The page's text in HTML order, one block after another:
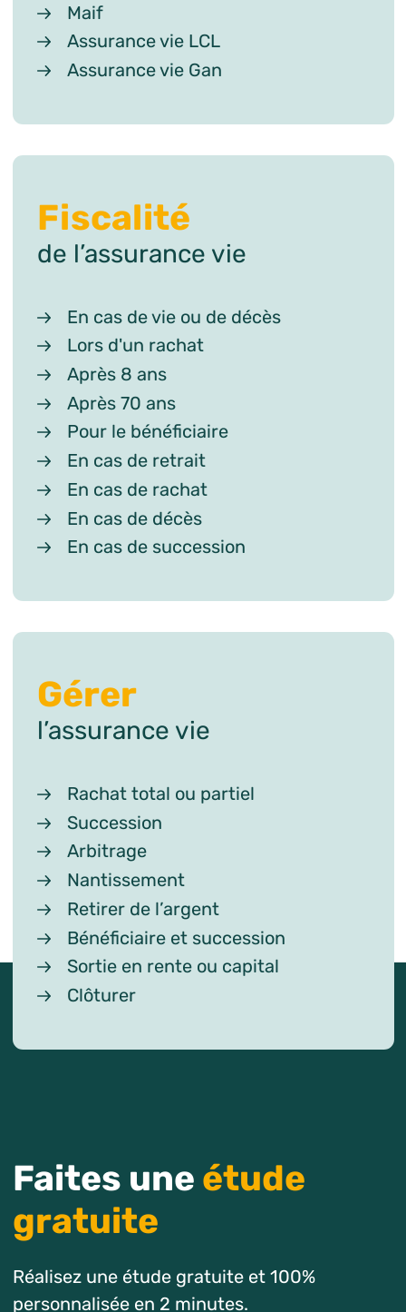
Maif
Assurance vie LCL
Assurance vie Gan
Fiscalité
de l’assurance vie
En cas de vie ou de décès
Lors d'un rachat
Après 8 ans
Après 70 ans
Pour le bénéficiaire
En cas de retrait
En cas de rachat
En cas de décès
En cas de succession
Gérer
l’assurance vie
Rachat total ou partiel
Succession
Arbitrage
Nantissement
Retirer de l’argent
Bénéficiaire et succession
Sortie en rente ou capital
Clôturer
Faites une étude
gratuite
Réalisez une étude gratuite et 100%
personnalisée en 2 minutes.